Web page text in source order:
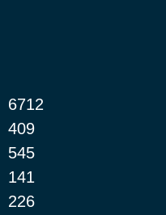
6712
409
545
141
226